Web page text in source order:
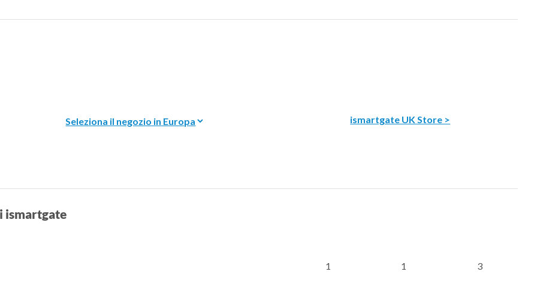
ismartgate UK Store >
ismartgate
1 1 3